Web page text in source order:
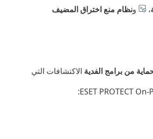
، ونظام منع اختراق المضيف
من برامج الفدية الاكتشافات التي